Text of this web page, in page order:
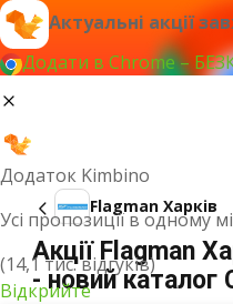
Актуальні акції
Додати в Chrome –
Додаток Kimbino
Усі пропозиції в одному
(14,1 тис. відгуків)
Відкрийте
Flagman Харків
Акції Flagman
- новий каталог